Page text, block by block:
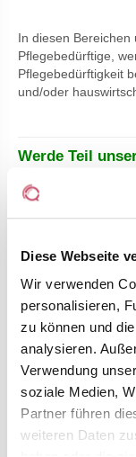
Diese Webseite
Wir verwenden
personalisieren,
zu können und
analysieren.
Verwendung
soziale Medien,
Partner führen
weiteren Daten
In diesen
Pflegebedürftige,
Pflegebedürftigkeit
und/oder
Werde Teil
Ansprechpartner
Mail:
GALERIE